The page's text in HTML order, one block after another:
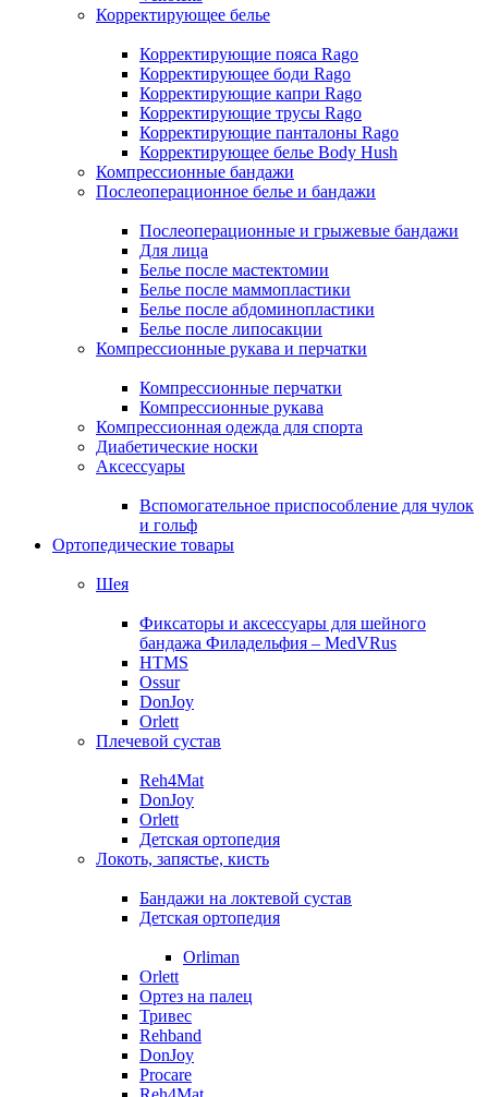
Корректирующее белье
Корректирующие пояса Rago
Корректирующее боди Rago
Корректирующие капри Rago
Корректирующие трусы Rago
Корректирующие панталоны Rago
Корректирующее белье Body Hush
Компрессионные бандажи
Послеоперационное белье и бандажи
Послеоперационные и грыжевые бандажи
Для лица
Белье после мастектомии
Белье после маммопластики
Белье после абдоминопластики
Белье после липосакции
Компрессионные рукава и перчатки
Компрессионные перчатки
Компрессионные рукава
Компрессионная одежда для спорта
Диабетические носки
Аксессуары
Вспомогательное приспособление для чулок
и гольф
Ортопедические товары
Шея
Фиксаторы и аксессуары для шейного
бандажа Филадельфия – MedVRus
HTMS
Ossur
DonJoy
Orlett
Плечевой сустав
Reh4Mat
DonJoy
Orlett
Детская ортопедия
Локоть, запястье, кисть
Бандажи на локтевой сустав
Детская ортопедия
Orliman
Orlett
Ортез на палец
Тривес
Rehband
DonJoy
Procare